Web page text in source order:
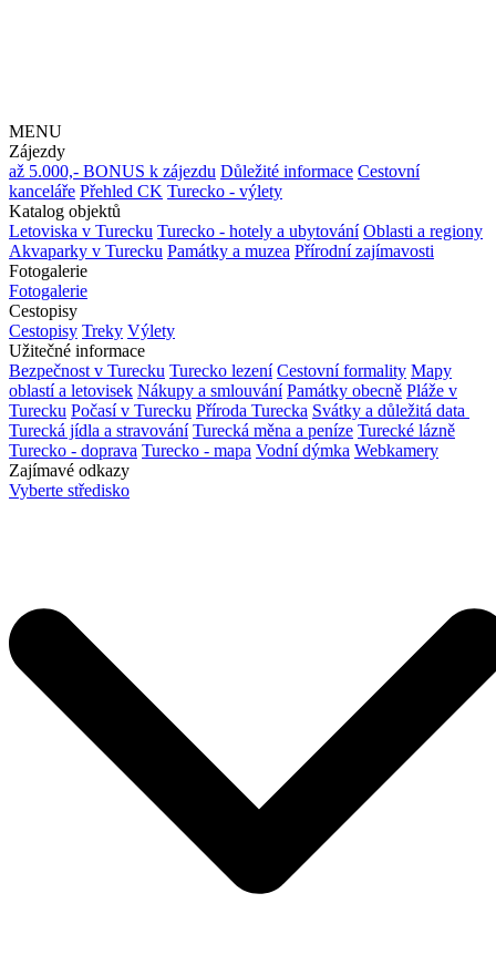
MENU
Zájezdy
až 5.000,- BONUS k zájezdu Důležité informace Cestovní
kanceláře Přehled CK Turecko - výlety
Katalog objektů
Letoviska v Turecku Turecko - hotely a ubytování Oblasti a regiony
Akvaparky v Turecku Památky a muzea Přírodní zajímavosti
Fotogalerie
Fotogalerie
Cestopisy
Cestopisy Treky Výlety
Užitečné informace
Bezpečnost v Turecku Turecko lezení Cestovní formality Mapy
oblastí a letovisek Nákupy a smlouvání Památky obecně Pláže v
Turecku Počasí v Turecku Příroda Turecka Svátky a důležitá data
Turecká jídla a stravování Turecká měna a peníze Turecké lázně
Turecko - doprava Turecko - mapa Vodní dýmka Webkamery
Zajímavé odkazy
Vyberte středisko